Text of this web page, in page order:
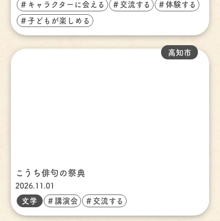
＃キャラクターに会える ＃交流する ＃体験する
＃子どもが楽しめる
こうち俳句の祭典
2026.11.01
高知市
文学 ＃講演会 ＃交流する